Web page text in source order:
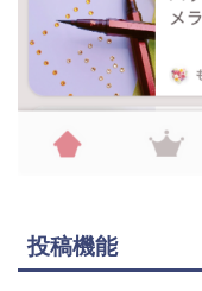
投稿機能